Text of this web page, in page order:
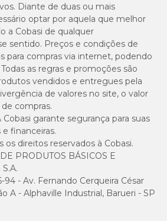
Diante de duas ou mais
optar por aquela que melhor
a Cobasi de qualquer
sentido. Preços e condições de
para compras via internet, podendo
as regras e promoções são
vendidos e entregues pela
de valores no site, o valor
compras.
Cobasi garante segurança para suas
financeiras.
os direitos reservados à Cobasi.
PRODUTOS BÁSICOS E
94 - Av. Fernando Cerqueira César
A - Alphaville Industrial, Barueri - SP